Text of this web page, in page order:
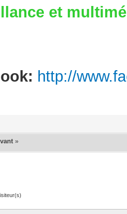
et
http://
»